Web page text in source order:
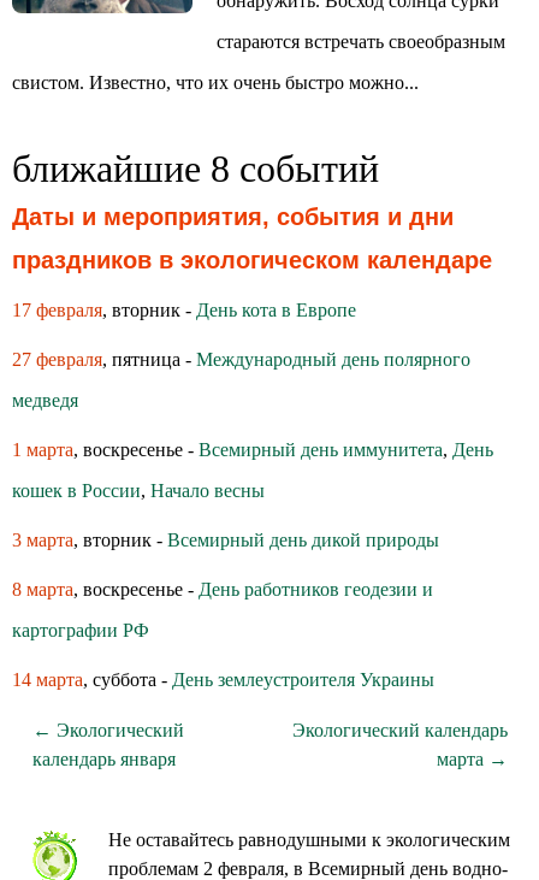
стараются встречать своеобразным
свистом. Известно, что их очень быстро можно...
ближайшие 8 событий
Даты и мероприятия, события и дни
праздников в экологическом календаре
17 февраля, вторник - День кота в Европе
27 февраля, пятница - Международный день полярного
медведя
1 марта, воскресенье - Всемирный день иммунитета, День
кошек в России, Начало весны
3 марта, вторник - Всемирный день дикой природы
8 марта, воскресенье - День работников геодезии и
картографии РФ
14 марта, суббота - День землеустроителя Украины
← Экологический
календарь января
Экологический календарь
марта →
Не оставайтесь равнодушными к экологическим
проблемам 2 февраля, в Всемирный день водно-